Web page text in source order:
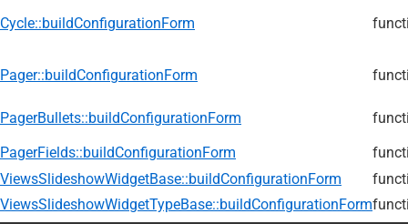
Cycle::buildConfigurationForm
Pager::buildConfigurationForm
PagerBullets::buildConfigurationForm
PagerFields::buildConfigurationForm
ViewsSlideshowWidgetBase::buildConfigurationForm
ViewsSlideshowWidgetTypeBase::buildConfigurationForm